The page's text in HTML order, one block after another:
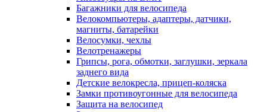
Багажники для велосипеда
Велокомпьютеры, адаптеры, датчики,
магниты, батарейки
Велосумки, чехлы
Велотренажеры
Грипсы, рога, обмотки, заглушки, зеркала
заднего вида
Детские велокресла, прицеп-коляска
Замки противоугонные для велосипеда
Защита на велосипед